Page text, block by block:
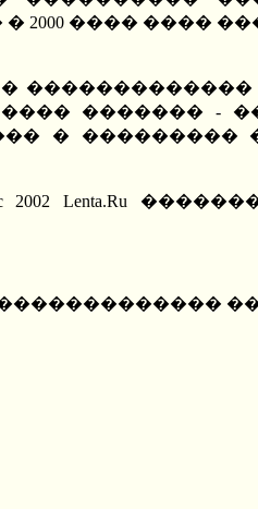
���� ����
������� -
� ���������
c 2002 Lenta.Ru
���